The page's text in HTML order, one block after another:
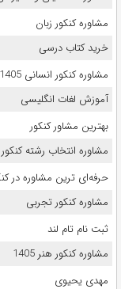
مشاوره کنکور زبان
خرید کتاب درسی
مشاوره کنکور انسانی 1405
آموزش لغات انگلیسی
بهترین مشاور کنکور
مشاوره انتخاب رشته کنکور
حرفه‌ای ترین مشاوره در
مشاوره کنکور تجربی
ثبت نام تام لند
مشاوره کنکور هنر 1405
مهدی یحیوی